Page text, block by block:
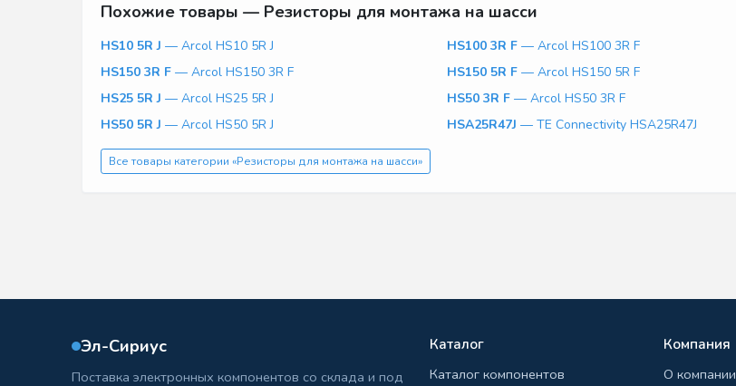
Похожие товары — Резисторы для монтажа на шасси
HS10 5R J — Arcol HS10 5R J HS100 3R F — Arcol HS100 3R F
HS150 3R F — Arcol HS150 3R F HS150 5R F — Arcol HS150 5R F
HS25 5R J — Arcol HS25 5R J HS50 3R F — Arcol HS50 3R F
HS50 5R J — Arcol HS50 5R J HSA25R47J — TE Connectivity HSA25R47J
Все товары категории «Резисторы для монтажа на шасси»
Эл-Сириус
Поставка электронных компонентов со склада и под
Каталог
Каталог компонентов
Компания
О компании